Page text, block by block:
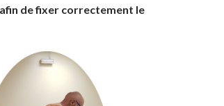
de fixer correctement le